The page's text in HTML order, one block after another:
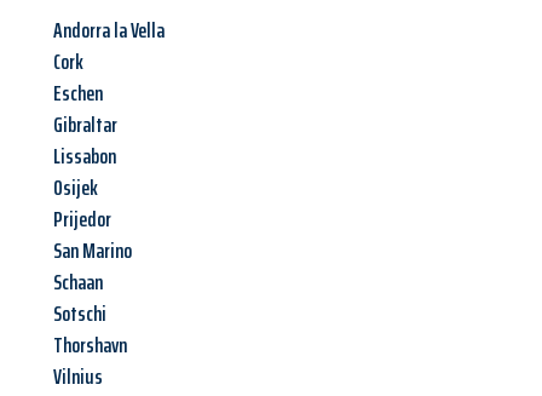
Andorra la Vella
Cork
Eschen
Gibraltar
Lissabon
Osijek
Prijedor
San Marino
Schaan
Sotschi
Thorshavn
Vilnius